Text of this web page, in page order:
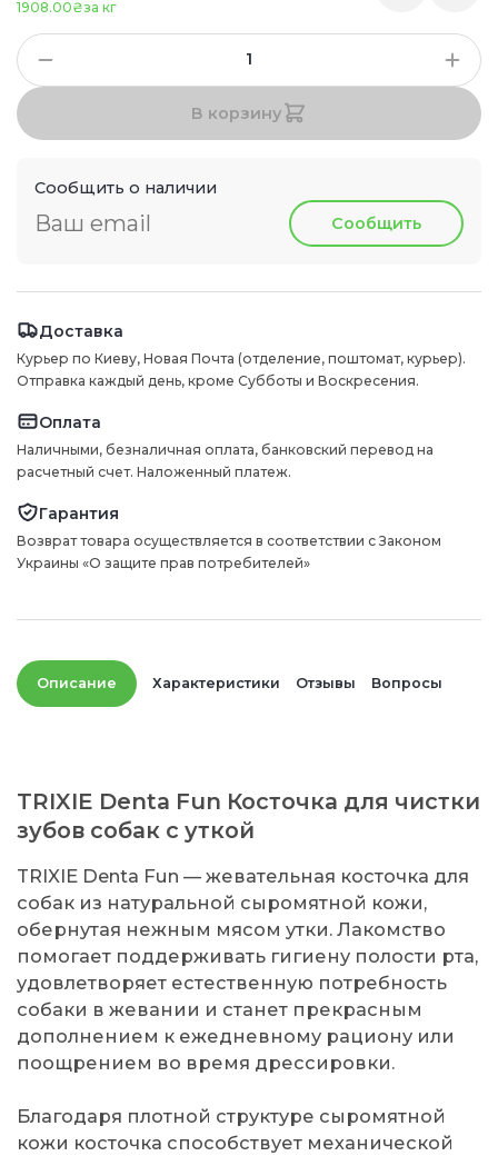
за кг
1908.00₴
В корзину
Сообщить о наличии
Сообщить
Доставка
Курьер по Киеву, Новая Почта (отделение, поштомат, курьер).
Отправка каждый день, кроме Субботы и Воскресения.
Оплата
Наличными, безналичная оплата, банковский перевод на
расчетный счет. Наложенный платеж.
Гарантия
Возврат товара осуществляется в соответствии с Законом
Украины «О защите прав потребителей»
Описание Характеристики Отзывы Вопросы
TRIXIE Denta Fun Косточка для чистки
зубов собак с уткой
TRIXIE Denta Fun — жевательная косточка для
собак из натуральной сыромятной кожи,
обернутая нежным мясом утки. Лакомство
помогает поддерживать гигиену полости рта,
удовлетворяет естественную потребность
собаки в жевании и станет прекрасным
дополнением к ежедневному рациону или
поощрением во время дрессировки.
Благодаря плотной структуре сыромятной
кожи косточка способствует механической